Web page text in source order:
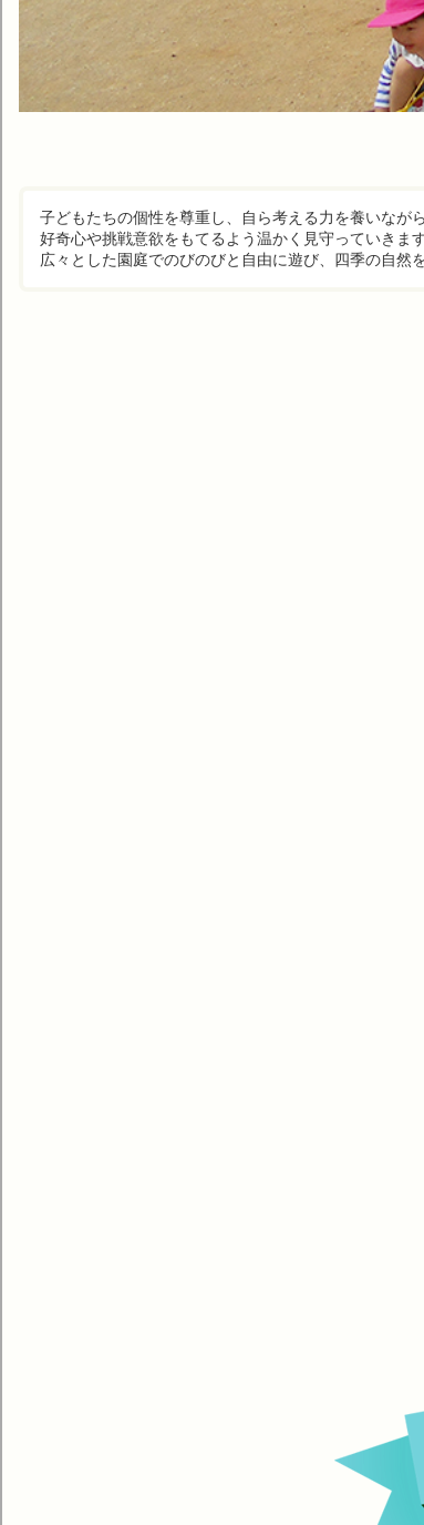
子どもたちの個性を尊重し、自ら考える力を養いなが
好奇心や挑戦意欲をもてるよう温かく見守っていきます
広々とした園庭でのびのびと自由に遊び、四季の自然